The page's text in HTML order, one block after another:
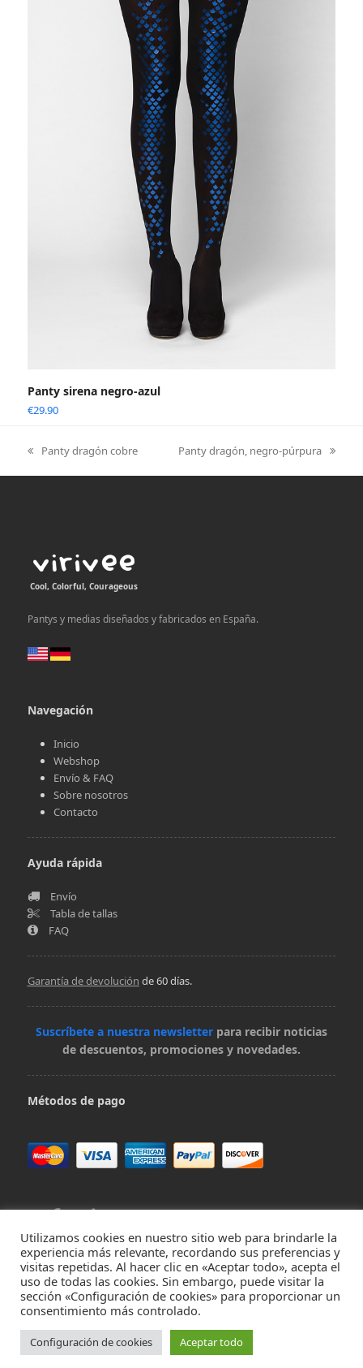
Panty sirena negro-azul
€29.90
previous
post:
Panty dragón cobre
next
post:
Panty dragón, negro-púrpura
Cool, Colorful, Courageous
Pantys y medias diseñados y fabricados en España.
Navegación
Inicio
Webshop
Envío & FAQ
Sobre nosotros
Contacto
Ayuda rápida
Envío
Tabla de tallas
FAQ
Garantía de devolución de 60 días.
Suscríbete a nuestra newsletter para recibir noticias
de descuentos, promociones y novedades.
Métodos de pago
Contacta con nosotros en hola@virivee.es
privacidad
Utilizamos cookies en nuestro sitio web para brindarle la
experiencia más relevante, recordando sus preferencias y
visitas repetidas. Al hacer clic en «Aceptar todo», acepta el
uso de todas las cookies. Sin embargo, puede visitar la
sección «Configuración de cookies» para proporcionar un
consentimiento más controlado.
Configuración de cookies Aceptar todo